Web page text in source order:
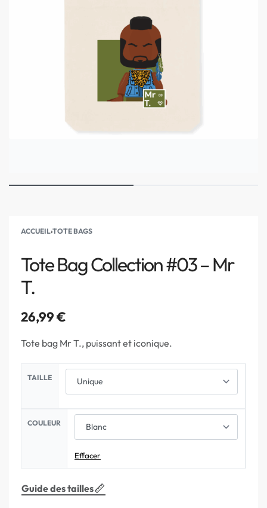
ACCUEIL›TOTE BAGS
Tote Bag Collection #03 – Mr
T.
26,99€
Tote bag Mr T., puissant et iconique.
TAILLE
COULEUR
Effacer
Guide des tailles